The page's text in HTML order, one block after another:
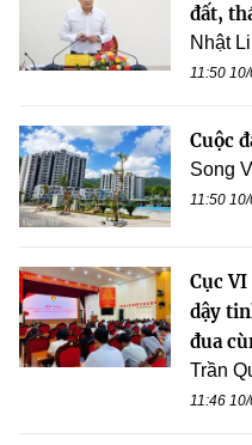
đất,
Nhật
11:50
Cuộc
Song
11:50
Cục
dậy
đua
Trần
11:46